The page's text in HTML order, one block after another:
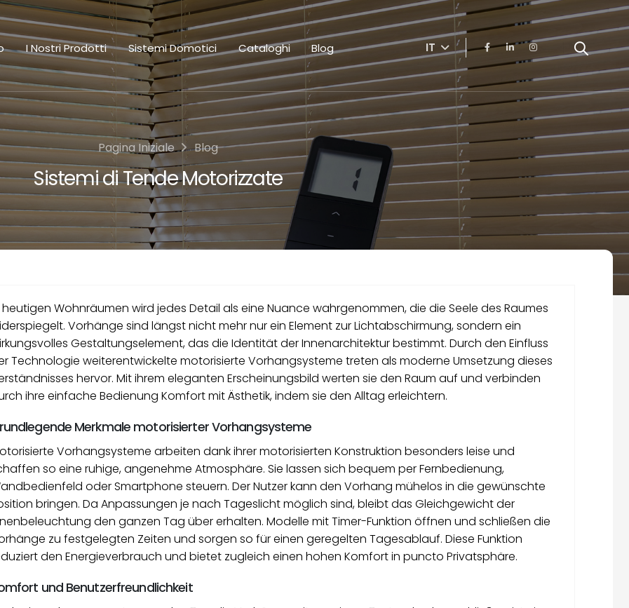
I Nostri Prodotti Sistemi Domotici Cataloghi Blog IT
Sistemi di Tende Motorizzate
Pagina Iniziale Blog
heutigen Wohnräumen wird jedes Detail als eine Nuance wahrgenommen, die die Seele des Raumes
Vorhänge sind längst nicht mehr nur ein Element zur Lichtabschirmung, sondern ein
Gestaltungselement, das die Identität der Innenarchitektur bestimmt. Durch den Einfluss
Technologie weiterentwickelte motorisierte Vorhangsysteme treten als moderne Umsetzung dieses
hervor. Mit ihrem eleganten Erscheinungsbild werten sie den Raum auf und verbinden
ihre einfache Bedienung Komfort mit Ästhetik, indem sie den Alltag erleichtern.
Merkmale motorisierter Vorhangsysteme
Vorhangsysteme arbeiten dank ihrer motorisierten Konstruktion besonders leise und
so eine ruhige, angenehme Atmosphäre. Sie lassen sich bequem per Fernbedienung,
oder Smartphone steuern. Der Nutzer kann den Vorhang mühelos in die gewünschte
bringen. Da Anpassungen je nach Tageslicht möglich sind, bleibt das Gleichgewicht der
den ganzen Tag über erhalten. Modelle mit Timer-Funktion öffnen und schließen die
zu festgelegten Zeiten und sorgen so für einen geregelten Tagesablauf. Diese Funktion
den Energieverbrauch und bietet zugleich einen hohen Komfort in puncto Privatsphäre.
und Benutzerfreundlichkeit